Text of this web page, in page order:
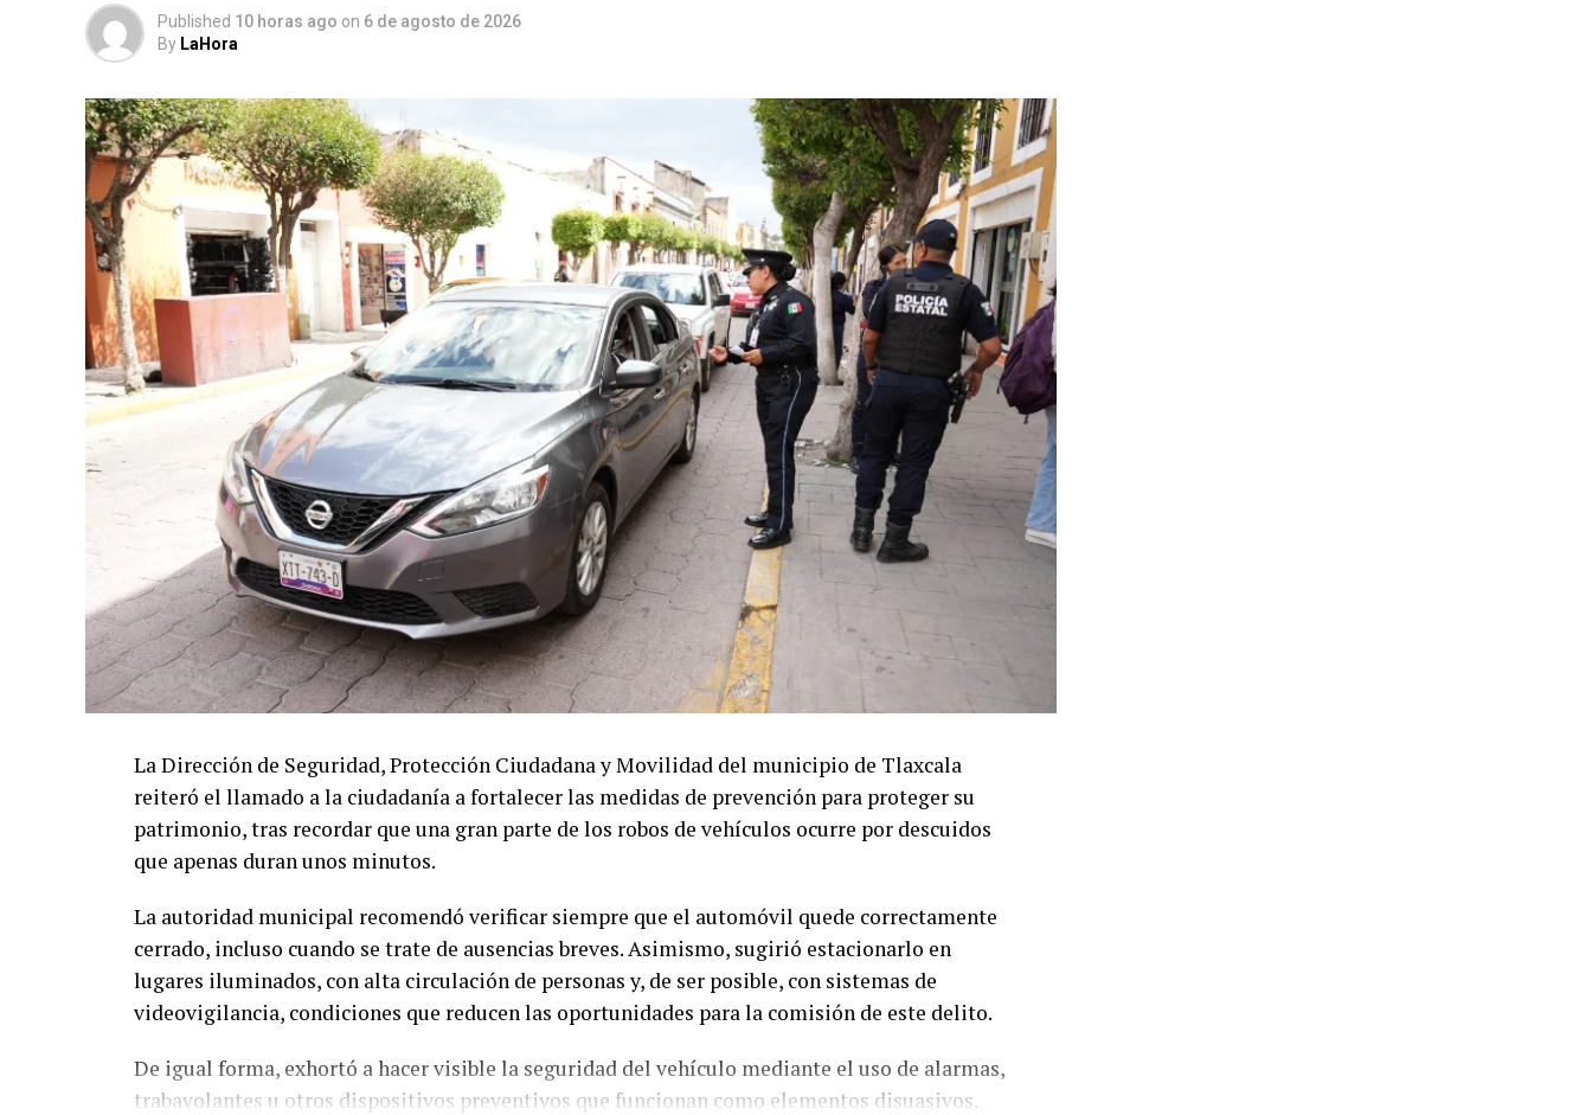
Published 10 horas ago on 6 de agosto de 2026
By LaHora
La Dirección de Seguridad, Protección Ciudadana y Movilidad del municipio de Tlaxcala
reiteró el llamado a la ciudadanía a fortalecer las medidas de prevención para proteger su
patrimonio, tras recordar que una gran parte de los robos de vehículos ocurre por descuidos
que apenas duran unos minutos.
La autoridad municipal recomendó verificar siempre que el automóvil quede correctamente
cerrado, incluso cuando se trate de ausencias breves. Asimismo, sugirió estacionarlo en
lugares iluminados, con alta circulación de personas y, de ser posible, con sistemas de
videovigilancia, condiciones que reducen las oportunidades para la comisión de este delito.
De igual forma, exhortó a hacer visible la seguridad del vehículo mediante el uso de alarmas,
trabavolantes u otros dispositivos preventivos que funcionan como elementos disuasivos.